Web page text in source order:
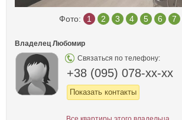
Фото: 1 2 3 4 5 6 7
Владелец Любомир
Связаться по телефону:
+38 (095) 078-xx-xx
Показать контакты